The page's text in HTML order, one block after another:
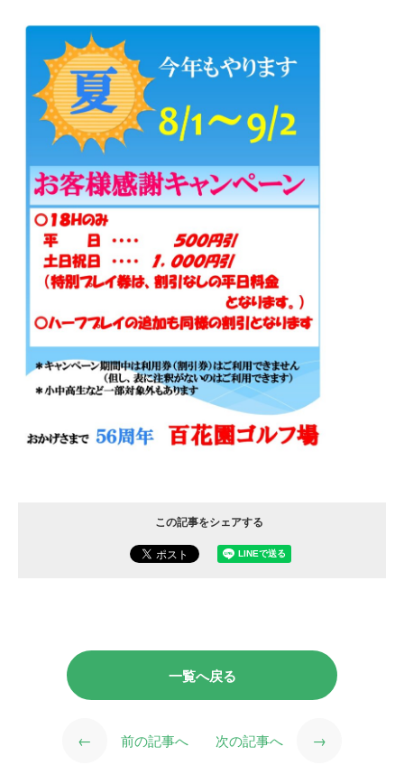
この記事をシェアする
一覧へ戻る
← 前の記事へ 次の記事へ →